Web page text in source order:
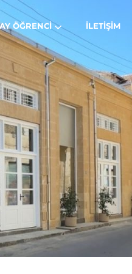
ÖĞRENCI İLETIŞIM